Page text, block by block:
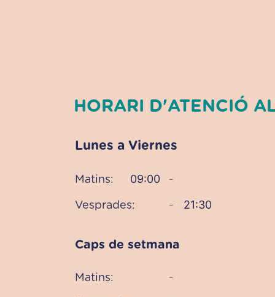
HORARI D'ATENCIÓ
Lunes a Viernes
Matins: 09:00 –
Vesprades: – 21:30
Caps de setmana
Matins: –